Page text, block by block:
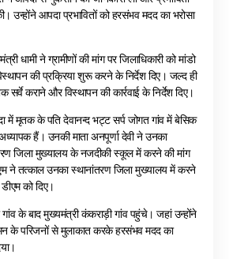
उन्होंने आपदा प्रभावितों को हरसंभव मदद का भरोसा
धामी ने ग्रामीणों की मांग पर जिलाधिकारी को मांडो
की प्रक्रिया शुरू करने के निर्देश दिए। जल्द ही
सर्वे कराने और विस्थापन की कार्रवाई के निर्देश दिए।
में मृतक के पति देवानन्द भट्ट सर्प जोगत गांव में बेसिक
हैं। उनकी माता अनपूर्णा देवी ने उनका
जिला मुख्यालय के नजदीकी स्कूल में करने की मांग
ने तत्काल उनका स्थानांतरण जिला मुख्यालय में करने
को दिए।
गांव के बाद मुख्यमंत्री कंकराड़ी गांव पहुंचे। जहां उन्होंने
के परिजनों से मुलाकात करके हरसंभव मदद का